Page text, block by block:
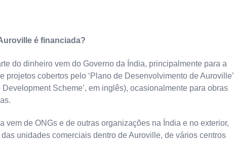
é financiada?
do dinheiro vem do Governo da Índia, principalmente para a
projetos cobertos pelo ‘Plano de Desenvolvimento de Auroville’
Development Scheme’, em inglês), ocasionalmente para obras
vem de ONGs e de outras organizações na Índia e no exterior,
unidades comerciais dentro de Auroville, de vários centros